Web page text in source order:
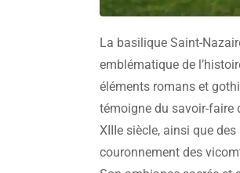
La basilique Saint-
emblématique de
éléments romans et
témoigne du savoir-faire
XIIIe siècle, ainsi que
couronnement des